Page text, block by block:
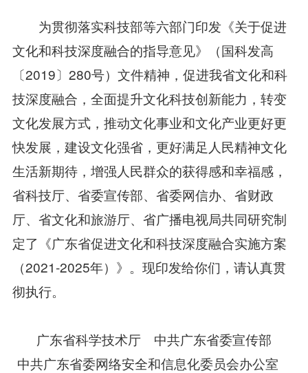
为贯彻落实科技部等六部门印发《关于促进
文化和科技深度融合的指导意见》（国科发高
〔2019〕280号）文件精神，促进我省文化和科
技深度融合，全面提升文化科技创新能力，转变
文化发展方式，推动文化事业和文化产业更好更
快发展，建设文化强省，更好满足人民精神文化
生活新期待，增强人民群众的获得感和幸福感，
省科技厅、省委宣传部、省委网信办、省财政
厅、省文化和旅游厅、省广播电视局共同研究制
定了《广东省促进文化和科技深度融合实施方案
（2021-2025年）》。现印发给你们，请认真贯
彻执行。
广东省科学技术厅 中共广东省委宣传部
中共广东省委网络安全和信息化委员会办公室